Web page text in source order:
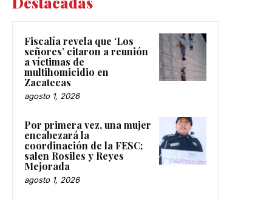
Fiscalía revela que ‘Los
señores’ citaron a reunión
a víctimas de
multihomicidio en
Zacatecas
agosto 1, 2026
Por primera vez, una mujer
encabezará la
coordinación de la FESC;
salen Rosiles y Reyes
Mejorada
agosto 1, 2026